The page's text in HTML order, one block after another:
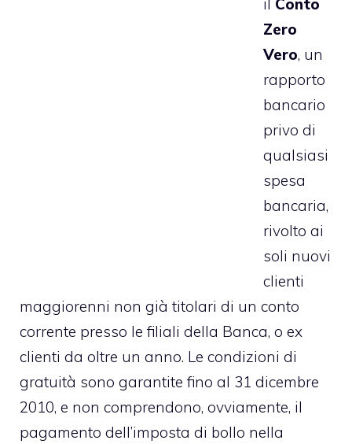
il Conto
Zero
Vero, un
rapporto
bancario
privo di
qualsiasi
spesa
bancaria,
rivolto ai
soli nuovi
clienti
maggiorenni non già titolari di un conto
corrente presso le filiali della Banca, o ex
clienti da oltre un anno. Le condizioni di
gratuità sono garantite fino al 31 dicembre
2010, e non comprendono, ovviamente, il
pagamento dell’imposta di bollo nella